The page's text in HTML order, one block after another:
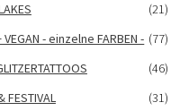
(21)
VEGAN - einzelne FARBEN - (77)
(46)
FESTIVAL
(31)